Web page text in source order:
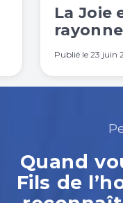
La Joie
Publié le 23 juin
Quand
Fils de